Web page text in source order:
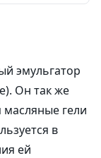
эмульгатор
Он так же
масляные гели
в
ей